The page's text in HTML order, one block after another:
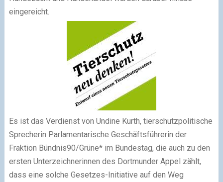
eingereicht.
Es ist das Verdienst von Undine Kurth, tierschutzpolitische
Sprecherin Parlamentarische Geschäftsführerin der
Fraktion Bündnis90/Grüne* im Bundestag, die auch zu den
ersten Unterzeichnerinnen des Dortmunder Appel zählt,
dass eine solche Gesetzes-Initiative auf den Weg